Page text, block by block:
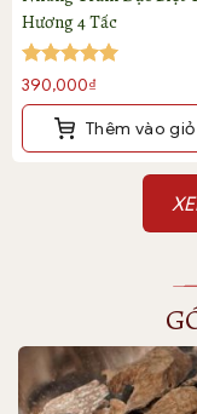
Hương 4 Tấc
Được xếp
hạng55
390,000₫
Thêm vào giỏ